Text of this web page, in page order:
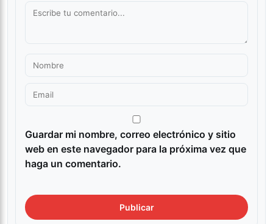
Guardar mi nombre, correo electrónico y sitio
web en este navegador para la próxima vez que
haga un comentario.